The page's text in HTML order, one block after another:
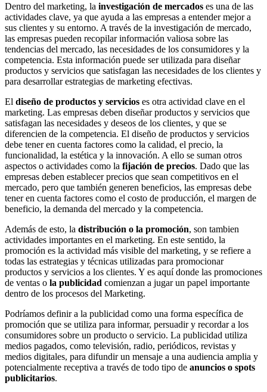
Dentro del marketing, la investigación de mercados es una de las
actividades clave, ya que ayuda a las empresas a entender mejor a
sus clientes y su entorno. A través de la investigación de mercado,
las empresas pueden recopilar información valiosa sobre las
tendencias del mercado, las necesidades de los consumidores y la
competencia. Esta información puede ser utilizada para diseñar
productos y servicios que satisfagan las necesidades de los clientes y
para desarrollar estrategias de marketing efectivas.
El diseño de productos y servicios es otra actividad clave en el
marketing. Las empresas deben diseñar productos y servicios que
satisfagan las necesidades y deseos de los clientes, y que se
diferencien de la competencia. El diseño de productos y servicios
debe tener en cuenta factores como la calidad, el precio, la
funcionalidad, la estética y la innovación. A ello se suman otros
aspectos o actividades como la fijación de precios. Dado que las
empresas deben establecer precios que sean competitivos en el
mercado, pero que también generen beneficios, las empresas debe
tener en cuenta factores como el costo de producción, el margen de
beneficio, la demanda del mercado y la competencia.
Además de esto, la distribución o la promoción, son tambien
actividades importantes en el marketing. En este sentido, la
promoción es la actividad más visible del marketing, y se refiere a
todas las estrategias y técnicas utilizadas para promocionar
productos y servicios a los clientes. Y es aquí donde las promociones
de ventas o la publicidad comienzan a jugar un papel importante
dentro de los procesos del Marketing.
Podríamos definir a la publicidad como una forma específica de
promoción que se utiliza para informar, persuadir y recordar a los
consumidores sobre un producto o servicio. La publicidad utiliza
medios pagados, como televisión, radio, periódicos, revistas y
medios digitales, para difundir un mensaje a una audiencia amplia y
potencialmente receptiva a través de todo tipo de anuncios o spots
publicitarios.